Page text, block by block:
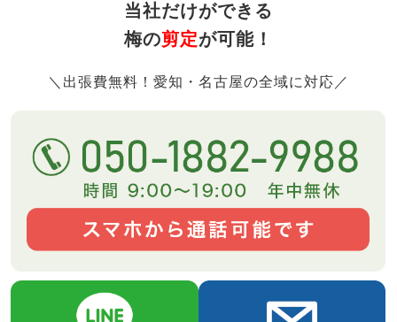
当社だけができる
梅の剪定が可能！
＼出張費無料！愛知・名古屋の全域に対応／